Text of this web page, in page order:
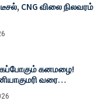
CNG விலை நிலவரம்
கனமழை!
வரை
வானிலை நிலவரம்